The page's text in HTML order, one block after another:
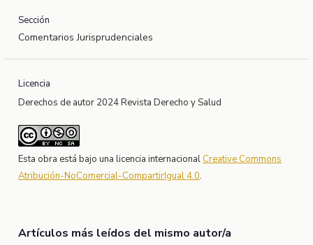
Sección
Comentarios Jurisprudenciales
Licencia
Derechos de autor 2024 Revista Derecho y Salud
Esta obra está bajo una licencia internacional Creative Commons
Atribución-NoComercial-CompartirIgual 4.0.
Artículos más leídos del mismo autor/a